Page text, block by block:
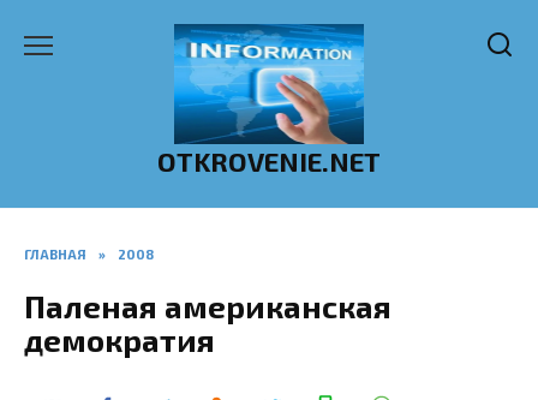
OTKROVENIE.NET
ГЛАВНАЯ » 2008
Паленая американская
демократия